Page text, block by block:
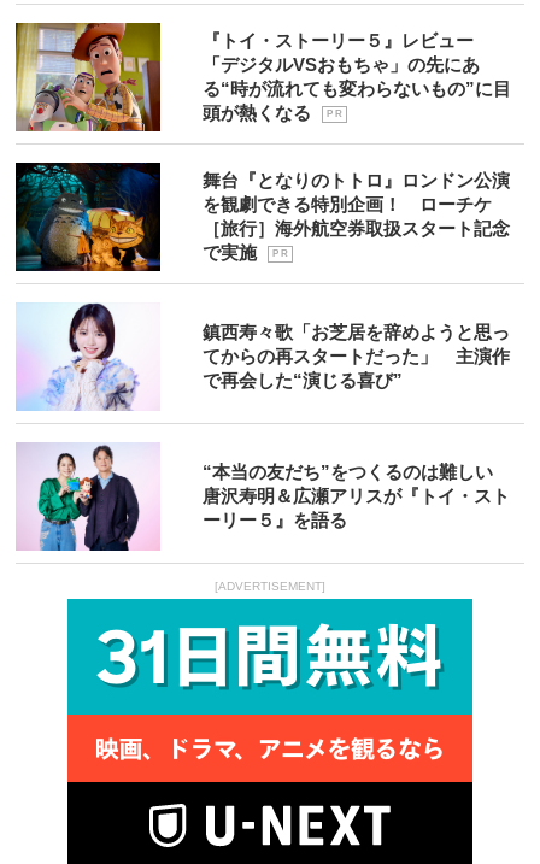
『トイ・ストーリー５』レビュー
「デジタルVSおもちゃ」の先にあ
る“時が流れても変わらないもの”に目
頭が熱くなる
P R
舞台『となりのトトロ』ロンドン公演
を観劇できる特別企画！ ローチケ
［旅行］海外航空券取扱スタート記念
で実施
P R
鎮西寿々歌「お芝居を辞めようと思っ
てからの再スタートだった」 主演作
で再会した“演じる喜び”
“本当の友だち”をつくるのは難しい
唐沢寿明＆広瀬アリスが『トイ・スト
ーリー５』を語る
[ADVERTISEMENT]